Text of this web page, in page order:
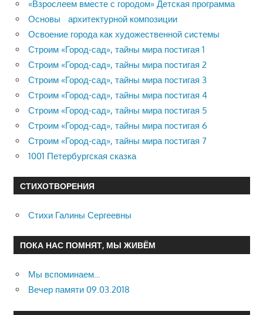
«Взрослеем вместе с городом» Детская программа
Основы архитектурной композиции
Освоение города как художественной системы
Строим «Город-сад», тайны мира постигая 1
Строим «Город-сад», тайны мира постигая 2
Строим «Город-сад», тайны мира постигая 3
Строим «Город-сад», тайны мира постигая 4
Строим «Город-сад», тайны мира постигая 5
Строим «Город-сад», тайны мира постигая 6
Строим «Город-сад», тайны мира постигая 7
1001 Петербургская сказка
СТИХОТВОРЕНИЯ
Стихи Галины Сергеевны
ПОКА НАС ПОМНЯТ, МЫ ЖИВЁМ
Мы вспоминаем…
Вечер памяти 09.03.2018